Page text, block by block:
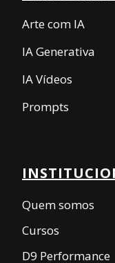
Arte com IA
IA Generativa
IA Vídeos
Prompts
Quem somos
Cursos
D9 Performance